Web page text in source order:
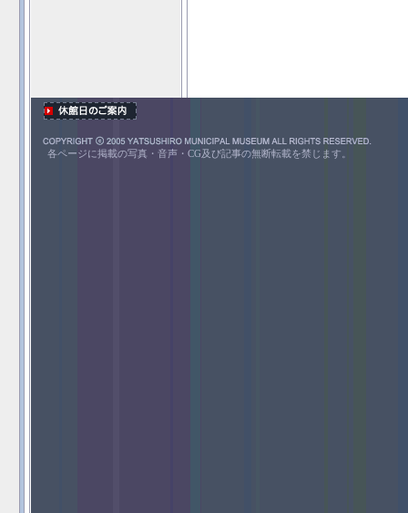
各ページに掲載の写真・音声・CG及び記事の無断転載を禁じます。